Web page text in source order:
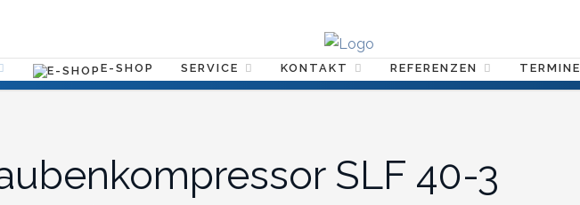
E-SHOP SERVICE KONTAKT REFERENZEN TERMINE
SLF 40-3